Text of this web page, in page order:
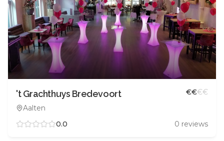
't Grachthuys Bredevoort
Aalten
€€€€
0.0 0 reviews